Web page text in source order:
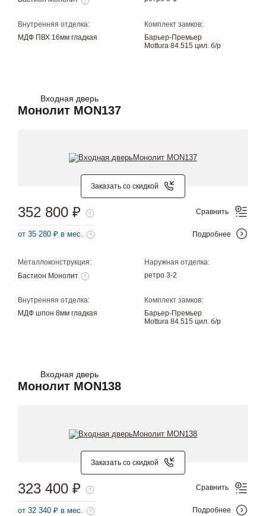
Внутренняя отделка:
МДФ ПВХ 16мм гладкая
Комплект замков:
Барьер-Премьер
Mottura 84.515 цил. б/р
Входная дверь
Монолит MON137
Заказать со скидкой
Металлоконструкция:
Бастион Монолит
Наружная отделка:
ретро 3-2
Внутренняя отделка:
МДФ шпон 8мм гладкая
Комплект замков:
Барьер-Премьер
Mottura 84.515 цил. б/р
352 800 ₽
от 35 280 ₽ в мес.
Сравнить
Подробнее
Входная дверь
Монолит MON138
Заказать со скидкой
323 400 ₽
от 32 340 ₽ в мес.
Сравнить
Подробнее